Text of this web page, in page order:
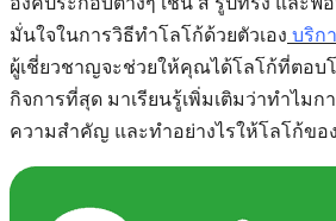
มั่นใจในการวิธีทำโลโก้ด้วยตัวเอง บริก
ผู้เชี่ยวชาญจะช่วยให้คุณได้โลโก้ที่ตอบ
กิจการที่สุด มาเรียนรู้เพิ่มเติมว่าทำไมก
ความสำคัญ และทำอย่างไรให้โลโก้ข